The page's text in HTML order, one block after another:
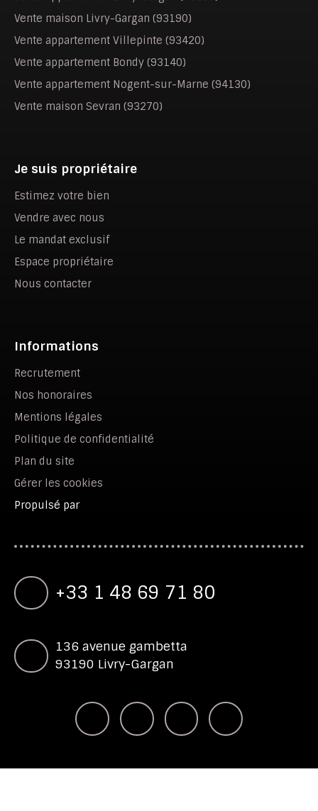
Vente maison Livry-Gargan (93190)
Vente appartement Villepinte (93420)
Vente appartement Bondy (93140)
Vente appartement Nogent-sur-Marne (94130)
Vente maison Sevran (93270)
Je suis propriétaire
Estimez votre bien
Vendre avec nous
Le mandat exclusif
Espace propriétaire
Nous contacter
Informations
Recrutement
Nos honoraires
Mentions légales
Politique de confidentialité
Plan du site
Gérer les cookies
Propulsé par
+33 1 48 69 71 80
136 avenue gambetta
93190 Livry-Gargan